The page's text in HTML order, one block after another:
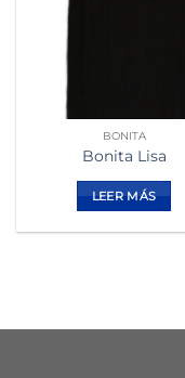
BONITA
Bonita Lisa
LEER MÁS